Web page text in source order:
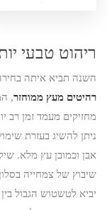
ריהוט טבעי
השנה תביא איתה בחירה
רהיטים מעץ ממוחזר,
מחזיקים מעמד זמן רב
ניתן להשיג בעזרת
אבן וכמובן עץ מלא.
שיבוץ של צמחייה
יביא לטשטוש הגבול